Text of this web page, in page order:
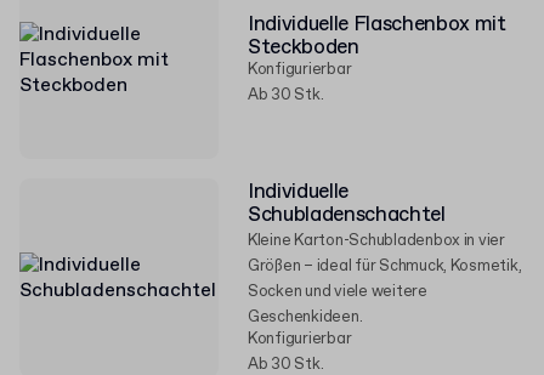
Individuelle Flaschenbox mit
Steckboden
Konfigurierbar
Ab 30 Stk.
Individuelle
Schubladenschachtel
Kleine Karton-Schubladenbox in vier
Größen – ideal für Schmuck, Kosmetik,
Socken und viele weitere
Geschenkideen.
Konfigurierbar
Ab 30 Stk.